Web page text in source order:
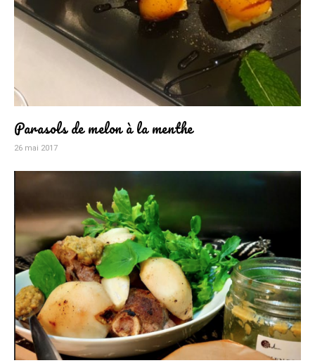
Parasols de melon à la menthe
26 mai 2017